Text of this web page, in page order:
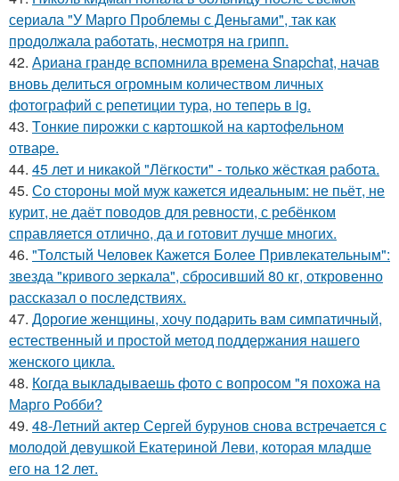
сериала "У Марго Проблемы с Деньгами", так как
продолжала работать, несмотря на грипп.
42. Ариана гранде вспомнила времена Snapchat, начав
вновь делиться огромным количеством личных
фотографий с репетиции тура, но теперь в ig.
43. Tонкие пиpoжки с кaртoшкoй на картoфeльном
отваpe.
44. 45 лет и никакой "Лёгкости" - только жёсткая работа.
45. Со стороны мой муж кажется идеальным: не пьёт, не
курит, не даёт поводов для ревности, с ребёнком
справляется отлично, да и готовит лучше многих.
46. "Толстый Человек Кажется Более Привлекательным":
звезда "кривого зеркала", сбросивший 80 кг, откровенно
рассказал о последствиях.
47. Дорогие женщины, хочу подарить вам симпатичный,
естественный и простой метод поддержания нашего
женского цикла.
48. Когда выкладываешь фото с вопросом "я похожа на
Марго Робби?
49. 48-Летний актер Сергей бурунов снова встречается с
молодой девушкой Екатериной Леви, которая младше
его на 12 лет.